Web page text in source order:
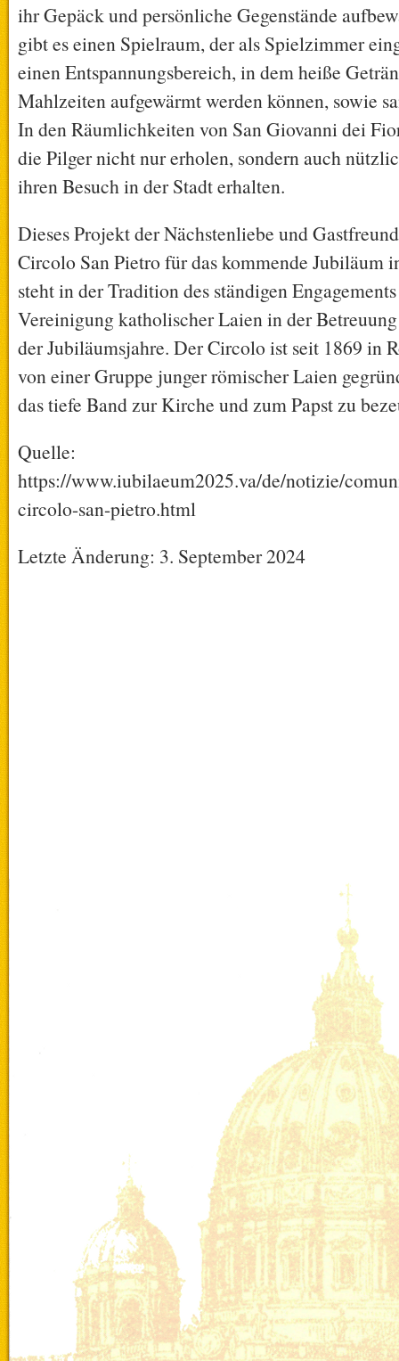
ihr Gepäck und persönliche Gegenstände
gibt es einen Spielraum, der als Spielzimmer
einen Entspannungsbereich, in dem heiße
Mahlzeiten aufgewärmt werden können, sowie
In den Räumlichkeiten von San Giovanni dei
die Pilger nicht nur erholen, sondern auch
ihren Besuch in der Stadt erhalten.
Dieses Projekt der Nächstenliebe und
Circolo San Pietro für das kommende Jubiläum
steht in der Tradition des ständigen
Vereinigung katholischer Laien in der
der Jubiläumsjahre. Der Circolo ist seit 1869 in
von einer Gruppe junger römischer Laien
das tiefe Band zur Kirche und zum Papst zu
Quelle:
https://www.iubilaeum2025.va/de/notizie/
circolo-san-pietro.html
Letzte Änderung: 3. September 2024